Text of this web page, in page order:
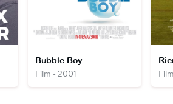
Bubble Boy
Film • 2001